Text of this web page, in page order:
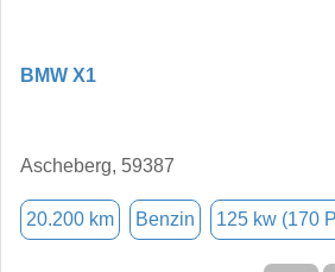
BMW X1
Ascheberg, 59387
20.200 km Benzin 125 kw (170